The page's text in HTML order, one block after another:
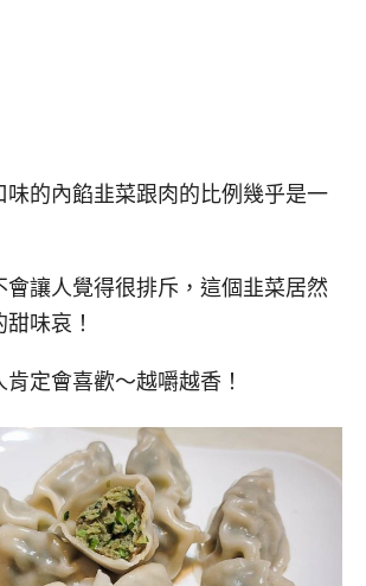
味的內餡韭菜跟肉的比例幾乎是一
會讓人覺得很排斥，這個韭菜居然
味哀！
定會喜歡～越嚼越香！